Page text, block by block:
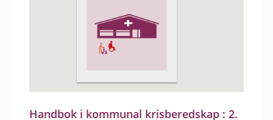
Handbok i kommunal krisberedskap : 2.